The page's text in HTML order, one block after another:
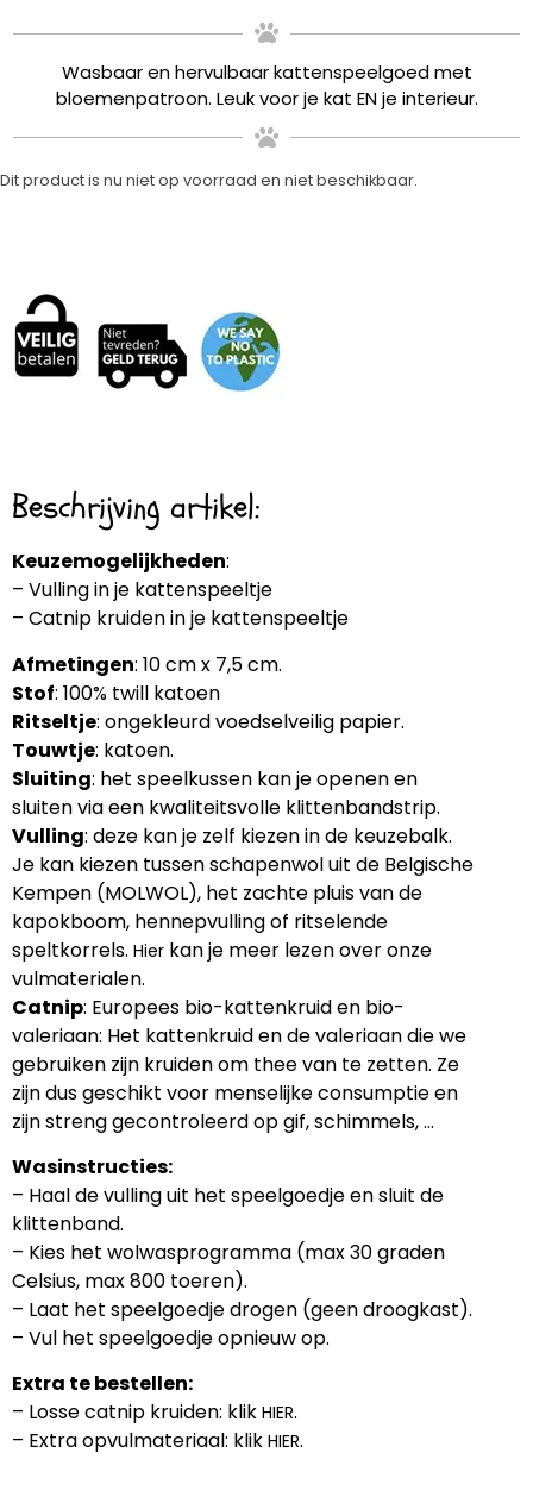
Wasbaar en hervulbaar kattenspeelgoed met
bloemenpatroon. Leuk voor je kat EN je interieur.
Dit product is nu niet op voorraad en niet beschikbaar.
Beschrijving artikel:
Keuzemogelijkheden:
– Vulling in je kattenspeeltje
– Catnip kruiden in je kattenspeeltje
Afmetingen: 10 cm x 7,5 cm.
Stof: 100% twill katoen
Ritseltje: ongekleurd voedselveilig papier.
Touwtje: katoen.
Sluiting: het speelkussen kan je openen en
sluiten via een kwaliteitsvolle klittenbandstrip.
Vulling: deze kan je zelf kiezen in de keuzebalk.
Je kan kiezen tussen schapenwol uit de Belgische
Kempen (MOLWOL), het zachte pluis van de
kapokboom, hennepvulling of ritselende
speltkorrels. Hier kan je meer lezen over onze
vulmaterialen.
Catnip: Europees bio-kattenkruid en bio-
valeriaan: Het kattenkruid en de valeriaan die we
gebruiken zijn kruiden om thee van te zetten. Ze
zijn dus geschikt voor menselijke consumptie en
zijn streng gecontroleerd op gif, schimmels, …
Wasinstructies:
– Haal de vulling uit het speelgoedje en sluit de
klittenband.
– Kies het wolwasprogramma (max 30 graden
Celsius, max 800 toeren).
– Laat het speelgoedje drogen (geen droogkast).
– Vul het speelgoedje opnieuw op.
Extra te bestellen:
– Losse catnip kruiden: klik HIER.
– Extra opvulmateriaal: klik HIER.